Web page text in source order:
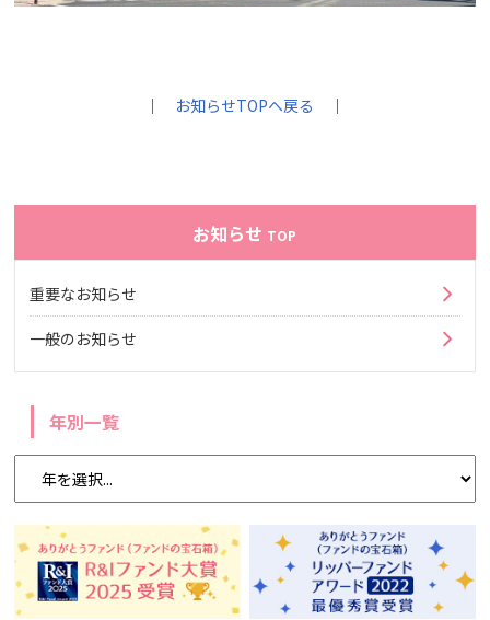
｜ お知らせTOPへ戻る ｜
お知らせ TOP
重要なお知らせ
一般のお知らせ
年別一覧